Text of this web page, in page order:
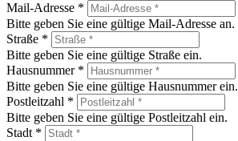
Mail-Adresse *
Bitte geben Sie eine gültige Mail-Adresse an.
Straße *
Bitte geben Sie eine gültige Straße ein.
Hausnummer *
Bitte geben Sie eine gültige Hausnummer ein.
Postleitzahl *
Bitte geben Sie eine gültige Postleitzahl ein.
Stadt *